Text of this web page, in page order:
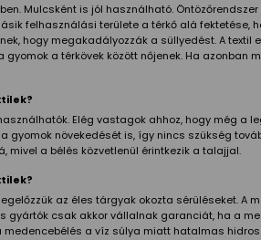
Mulcsként is jól használható.
felhasználási területe a térkő alá fektetése,
hogy megakadályozzák a süllyedést. A
a térkövek között nőjenek. Ha
Elég vastagok ahhoz, hogy még a
gyomok növekedését is, így nincs szükség
mivel a bélés közvetlenül érintkezik a talajjal.
az éles tárgyak okozta sérüléseket.
gyártók csak akkor vállalnak garanciát, ha a
a víz súlya miatt hatalmas